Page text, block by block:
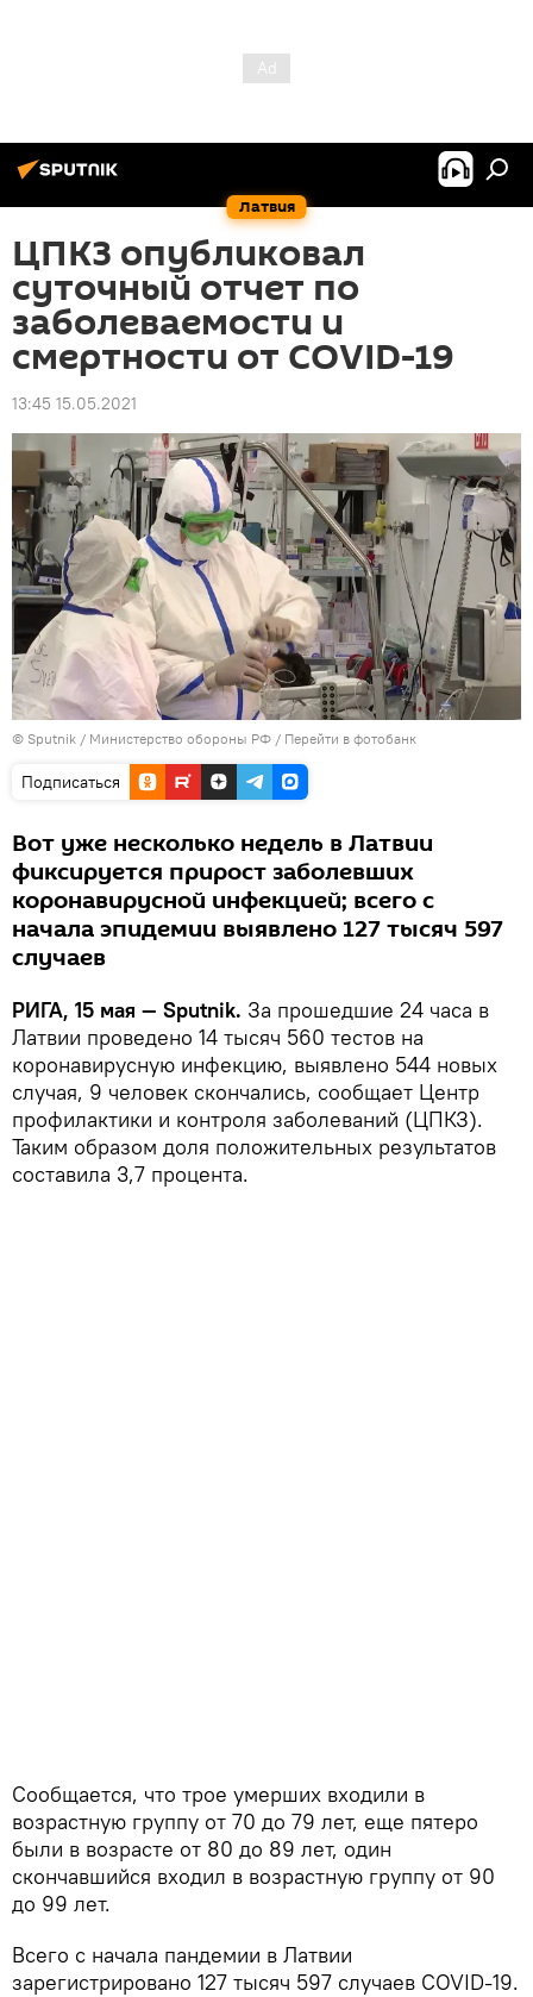
Латвия
ЦПКЗ опубликовал
суточный отчет по
заболеваемости и
смертности от COVID-19
13:45 15.05.2021
© Sputnik / Министерство обороны РФ / Перейти в фотобанк
Подписаться
Вот уже несколько недель в Латвии
фиксируется прирост заболевших
коронавирусной инфекцией; всего с
начала эпидемии выявлено 127 тысяч 597
случаев
РИГА, 15 мая — Sputnik. За прошедшие 24 часа в
Латвии проведено 14 тысяч 560 тестов на
коронавирусную инфекцию, выявлено 544 новых
случая, 9 человек скончались, сообщает Центр
профилактики и контроля заболеваний (ЦПКЗ).
Таким образом доля положительных результатов
составила 3,7 процента.
Сообщается, что трое умерших входили в
возрастную группу от 70 до 79 лет, еще пятеро
были в возрасте от 80 до 89 лет, один
скончавшийся входил в возрастную группу от 90
до 99 лет.
Всего с начала пандемии в Латвии
зарегистрировано 127 тысяч 597 случаев COVID-19.